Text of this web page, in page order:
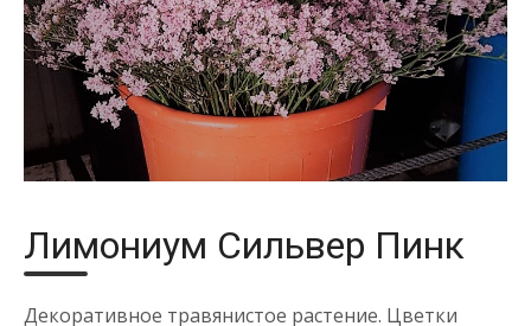
Лимониум Сильвер Пинк
Декоративное травянистое растение. Цветки